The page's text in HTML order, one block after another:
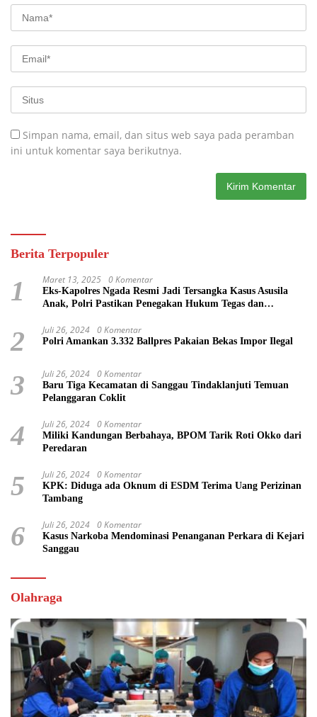
Simpan nama, email, dan situs web saya pada peramban
ini untuk komentar saya berikutnya.
Berita Terpopuler
1 Maret 13, 2025 0 Komentar
Eks-Kapolres Ngada Resmi Jadi Tersangka Kasus Asusila
Anak, Polri Pastikan Penegakan Hukum Tegas dan
2 Juli 26, 2024 0 Komentar
Polri Amankan 3.332 Ballpres Pakaian Bekas Impor Ilegal
3 Juli 26, 2024 0 Komentar
Baru Tiga Kecamatan di Sanggau Tindaklanjuti Temuan
Pelanggaran Coklit
4 Juli 26, 2024 0 Komentar
Miliki Kandungan Berbahaya, BPOM Tarik Roti Okko dari
Peredaran
5 Juli 26, 2024 0 Komentar
KPK: Diduga ada Oknum di ESDM Terima Uang Perizinan
Tambang
6 Juli 26, 2024 0 Komentar
Kasus Narkoba Mendominasi Penanganan Perkara di Kejari
Sanggau
Olahraga